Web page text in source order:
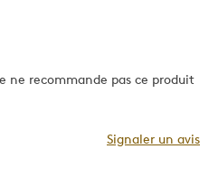
ne recommande pas ce produit
Signaler un avis